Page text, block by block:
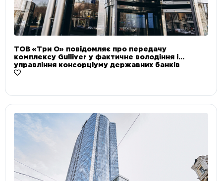
ТОВ «Три О» повідомляє про передачу
комплексу Gulliver у фактичне володіння і
управління консорціуму державних банків